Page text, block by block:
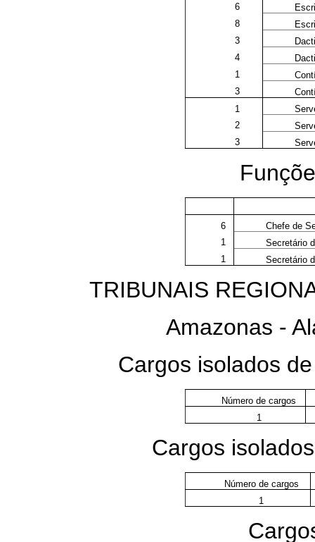
6
8
3
4
1
3
1
2
3
6
Chefe de
1
Secretário
1
Secretário
TRIBUNAIS
Amazonas -
Cargos isolados
Número de cargos
1
Cargos
Número de cargos
1